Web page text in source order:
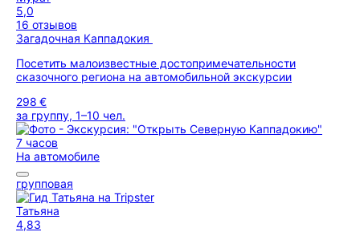
5,0
16 отзывов
Загадочная Каппадокия
Посетить малоизвестные достопримечательности
сказочного региона на автомобильной экскурсии
298 €
за группу, 1–10 чел.
7 часов
На автомобиле
групповая
Татьяна
4,83